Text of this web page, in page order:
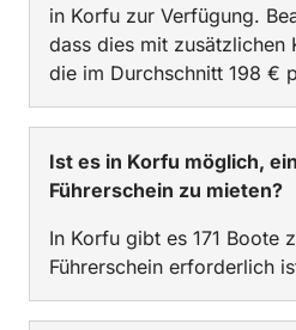
in Korfu zur Verfügung.
dass dies mit zusätzlichen
die im Durchschnitt 198 €
Ist es in Korfu möglich,
Führerschein zu mieten?
In Korfu gibt es 171 Boote
Führerschein erforderlich